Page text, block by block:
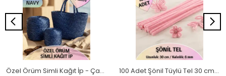
Özel Örüm Simli Kağıt İp - Çanta & Şapka Yapımı Favori İp (250 Gr - 250 Metre) 100 Adet Şönil Tüylü Tel 30 cm | El İşi, Çiçek Yapımı ve Hobi Malzemesi